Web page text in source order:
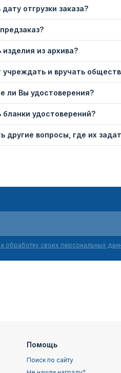
дату отгрузки заказа?
изделия из архива?
и вручать
ли Вы удостоверения?
бланки удостоверений?
другие вопросы, где их
обработку своих персональных
Помощь
Поиск по сайту